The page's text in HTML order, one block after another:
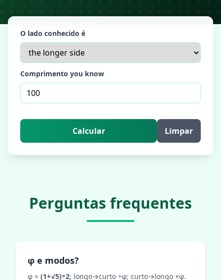
O lado conhecido é
Comprimento you know
Calcular Limpar
Perguntas frequentes
φ e modos?
φ = (1+√5)÷2; longo→curto ÷φ; curto→longo ×φ.